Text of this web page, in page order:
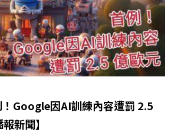
Google因AI訓練內容遭罰 2.5
新聞】